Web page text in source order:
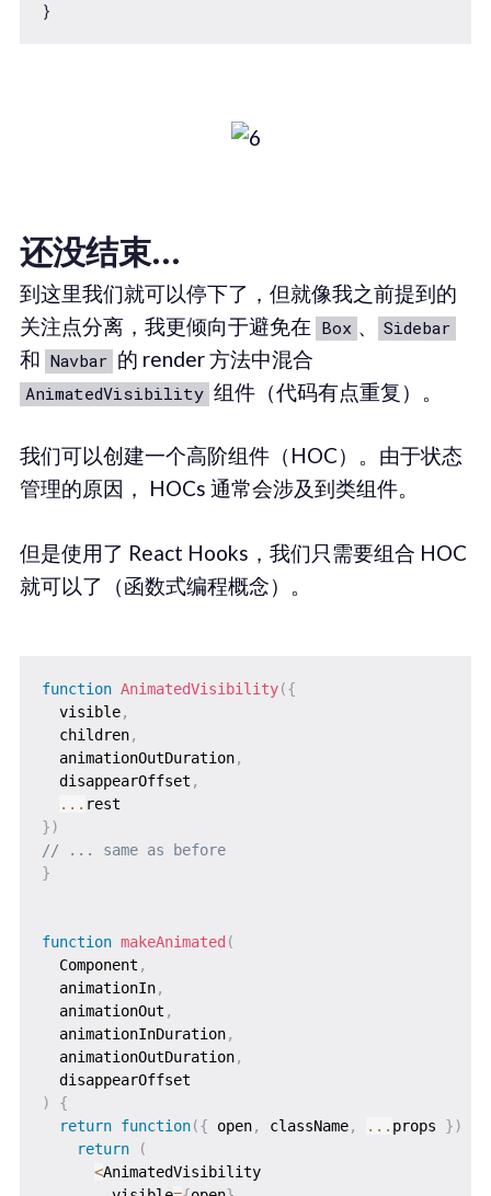
还没结束...
到这里我们就可以停下了，但就像我之前提到的
关注点分离，我更倾向于避免在 Box 、 Sidebar
和 Navbar 的 render 方法中混合
AnimatedVisibility 组件（代码有点重复）。
我们可以创建一个高阶组件（HOC）。由于状态
管理的原因， HOCs 通常会涉及到类组件。
但是使用了 React Hooks，我们只需要组合 HOC
就可以了（函数式编程概念）。
function AnimatedVisibility({
  visible
,
  children
,
  animationOutDuration
,
  disappearOffset
,
...
})
// ... same as before
}
function makeAnimated (
Component ,
  animationIn
,
  animationOut
,
  animationInDuration
,
  animationOutDuration
,
  disappearOffset
)
{
return function({ open, className, ... props })
return
(
<AnimatedVisibility